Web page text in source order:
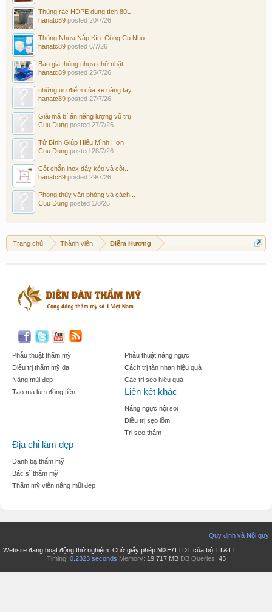
Thùng rác HDPE dung tích 80L
hanatc89 posted 20/7/26
Thùng Nhựa Nắp Kín: Công Cụ Nhỏ...
hanatc89 posted 6/7/26
Báo giá thùng nhựa chữ nhật...
hanatc89 posted 25/7/26
những ưu điểm của xe nâng tay...
hanatc89 posted 27/7/26
Giải mã bí ẩn năng lượng vũ trụ
Cuu Dung posted 27/7/26
Tử Bình Giúp Hiểu Mình Hơn
Cuu Dung posted 28/7/26
Cột chắn inox dây kéo và cột...
hanatc89 posted 29/7/26
Phong thủy văn phòng và cách...
Cuu Dung posted 1/8/26
Trang chủ Thành viên Diễm Hương
Phẫu thuật thẩm mỹ
Điều trị thẩm mỹ da
Nâng mũi đẹp
Tạo mà lúm đồng tiền
Phẫu thuật nâng ngực
Cách trị tàn nhan hiệu quả
Các trị sẹo hiệu quả
Liên kết khác
Nâng ngực nội soi
Điều trị sẹo lõm
Trị sẹo thâm
Địa chỉ làm đẹp
Danh bạ thẩm mỹ
Bác sĩ thẩm mỹ
Thẩm mỹ viện nâng mũi đẹp
Quy định và Nội quy
Website đang hoạt động thử nghiệm. Chờ giấy phép MXH/TTDT của bộ TT&TT.
Timing: 0.2323 seconds Memory: 19.717 MB DB Queries: 43